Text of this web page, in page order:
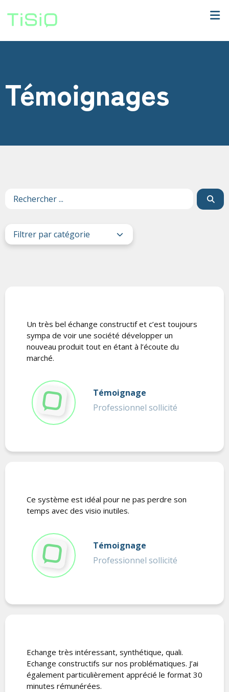
Témoignages
Un très bel échange constructif et c’est toujours
sympa de voir une société développer un
nouveau produit tout en étant à l’écoute du
marché.
Témoignage
Professionnel sollicité
Ce système est idéal pour ne pas perdre son
temps avec des visio inutiles.
Témoignage
Professionnel sollicité
Echange très intéressant, synthétique, quali.
Echange constructifs sur nos problématiques. J’ai
également particulièrement apprécié le format 30
minutes rémunérées.